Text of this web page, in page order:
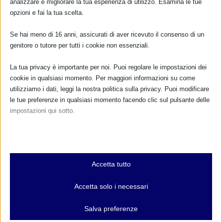
GRAVIDANZA
NUMERO VERDE GRATUITO
RIMANI AGGIORNATO
... oppure inserisci i tuoi dati:
analizzare e migliorare la tua esperienza di utilizzo. Esamina le tue
opzioni e fai la tua scelta.
Se hai meno di 16 anni, assicurati di aver ricevuto il consenso di un
genitore o tutore per tutti i cookie non essenziali.
La tua privacy è importante per noi. Puoi regolare le impostazioni dei
cookie in qualsiasi momento. Per maggiori informazioni su come
utilizziamo i dati, leggi la nostra politica sulla privacy. Puoi modificare
le tue preferenze in qualsiasi momento facendo clic sul pulsante delle
impostazioni qui sotto.
Essenziali
I cookie e i servizi essenziali abilitano le funzioni di base e sono
e servizi non richiedono il consenso dell'utente secondo il GDPR.
Analitici
Accetta tutto
Accetta solo i necessari
Salva preferenze